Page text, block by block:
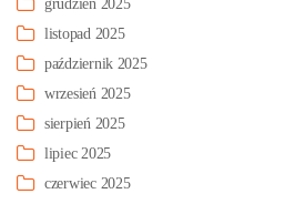
grudzień 2025
listopad 2025
październik 2025
wrzesień 2025
sierpień 2025
lipiec 2025
czerwiec 2025